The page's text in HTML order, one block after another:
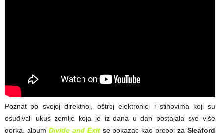
Poznat po svojoj direktnoj, oštroj elektronici i stihovima koji su
osuđivali ukus zemlje koja je iz dana u dan postajala sve više
gorka, album Divide and Exit se pokazao kao proboj za Sleaford